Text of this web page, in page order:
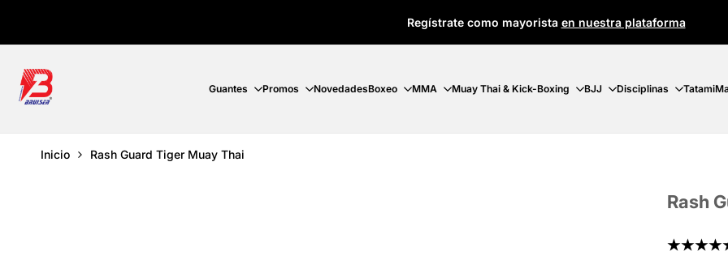
Regístrate como mayorista en nuestra plataforma
Guantes Promos NovedadesBoxeo MMA Muay Thai & Kick-Boxing BJJ Disciplinas Tatami
Inicio Rash Guard Tiger Muay Thai
Rash
al